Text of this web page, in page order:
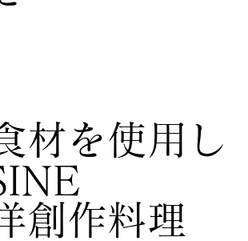
材を使用し
創作料理